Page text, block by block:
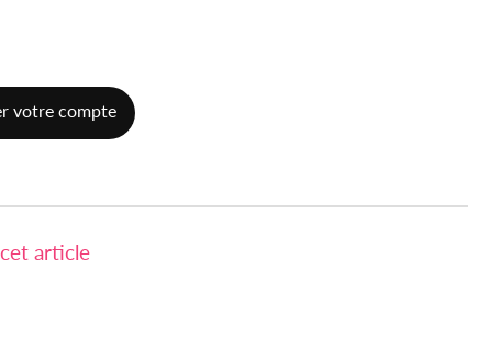
votre compte
article